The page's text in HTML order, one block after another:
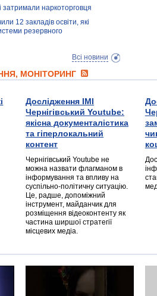
затримали наркоторговця
12 закладів освіти, які
резервного
Всі новини
МОНІТОРИНГ
Дослідження ІМІ
Чернігівський Youtube:
якісна документалістика
та гіперлокальний
контент
Чернігівський Youtube не
можна назвати флагманом в
інформування та впливу на
суспільно-політичну ситуацію.
Це, радше, допоміжний
інструмент, майданчик для
розміщення відеоконтенту як
частина ширшої стратегії
місцевих медіа.